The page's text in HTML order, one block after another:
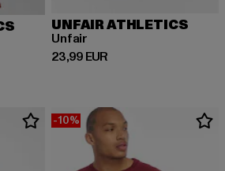
39,99 EUR
UNFAIR ATHLETICS
Unfair
23,99 EUR
Derzeitiger Preis: 23,99 EUR
-10%